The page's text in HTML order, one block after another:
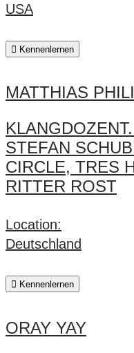
USA
Kennenlernen
MATTHIAS
STEFAN
CIRCLE, TRES
RITTER ROST
Location:
Deutschland
Kennenlernen
ORAY YAY